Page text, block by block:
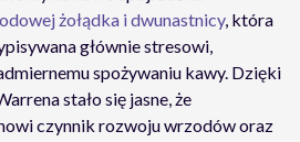
żołądka i dwunastnicy, która
głównie stresowi,
spożywaniu kawy. Dzięki
stało się jasne, że
czynnik rozwoju wrzodów oraz